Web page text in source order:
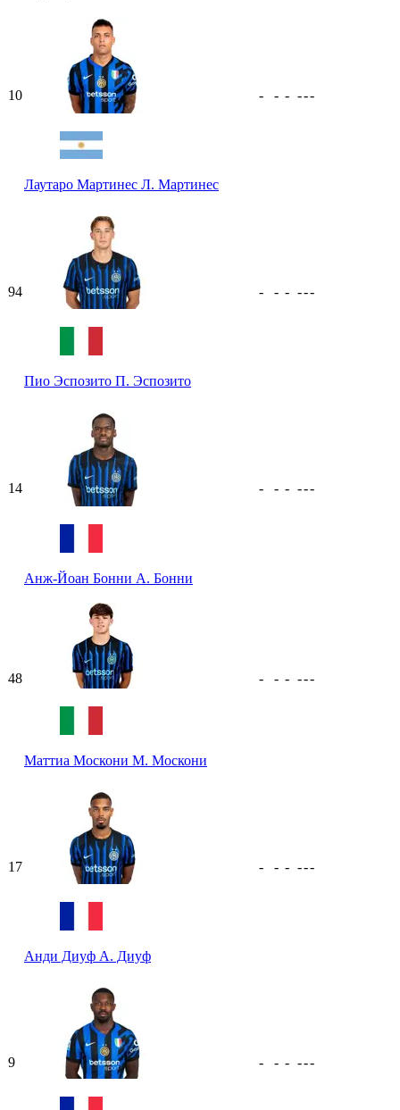
10
Лаутаро Мартинес Л. Мартинес
- - - ---
94
Пио Эспозито П. Эспозито
- - - ---
14
Анж-Йоан Бонни А. Бонни
- - - ---
48
Маттиа Москони М. Москони
- - - ---
17
Анди Диуф А. Диуф
- - - ---
9 - - - ---